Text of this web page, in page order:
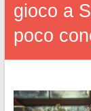
gioco a
poco